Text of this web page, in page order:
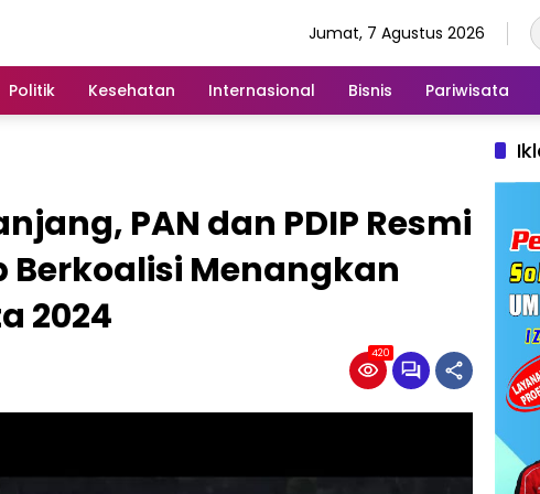
Jumat, 7 Agustus 2026
Politik Kesehatan Internasional Bisnis Pariwisata
PAN dan PDIP Resmi
Berkoalisi Menangkan
2024
420